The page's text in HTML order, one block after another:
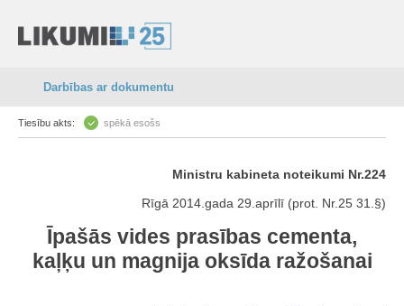
Darbības ar dokumentu
Tiesību akts: spēkā esošs
Ministru kabineta noteikumi Nr.224
Rīgā 2014.gada 29.aprīlī (prot. Nr.25 31.§)
Īpašās vides prasības cementa,
kaļķu un magnija oksīda ražošanai